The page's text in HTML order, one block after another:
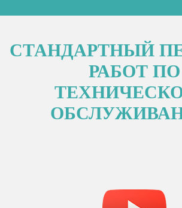
СТАНДАРТНЫЙ
РАБОТ ПО